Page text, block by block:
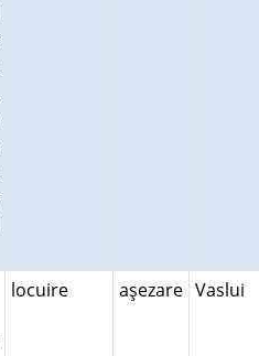
locuire aşezare Vaslui